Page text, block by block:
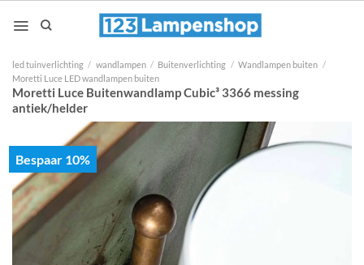
naar
led tuinverlichting / wandlampen / Buitenverlichting / Wandlampen buiten /
Moretti Luce LED wandlampen buiten
Moretti Luce Buitenwandlamp Cubic³ 3366 messing
antiek/helder
Bespaar 10%